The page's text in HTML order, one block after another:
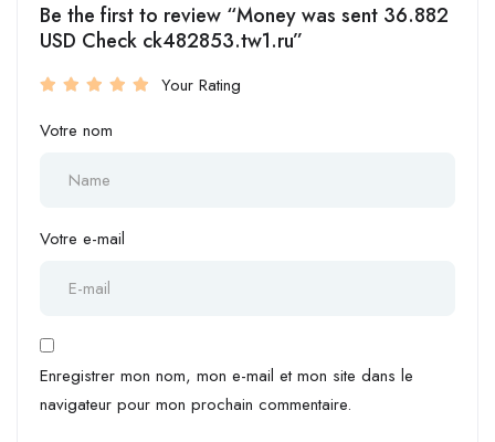
Be the first to review “Money was sent 36.882
USD Check ck482853.tw1.ru”
Your Rating
Votre nom
Votre e-mail
Enregistrer mon nom, mon e-mail et mon site dans le
navigateur pour mon prochain commentaire.